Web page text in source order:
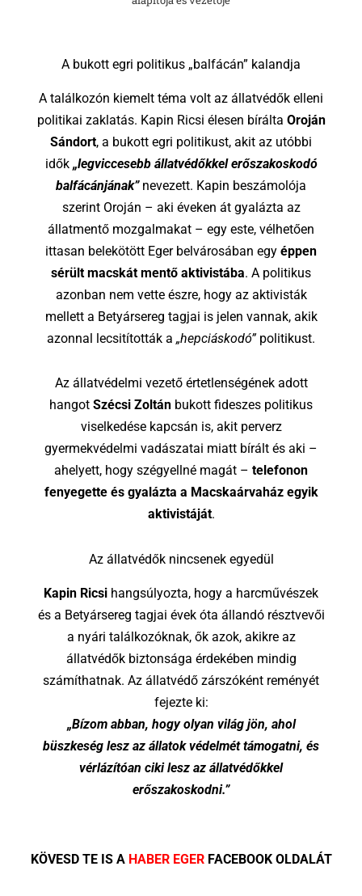
A bukott egri politikus „balfácán” kalandja
A találkozón kiemelt téma volt az állatvédők elleni
politikai zaklatás. Kapin Ricsi élesen bírálta Oroján
Sándort, a bukott egri politikust, akit az utóbbi
idők „legviccesebb állatvédőkkel erőszakoskodó
balfácánjának”nevezett. Kapin beszámolója
szerint Oroján – aki éveken át gyalázta az
állatmentő mozgalmakat – egy este, vélhetően
ittasan belekötött Eger belvárosában egy éppen
sérült macskát mentő aktivistába. A politikus
azonban nem vette észre, hogy az aktivisták
mellett a Betyársereg tagjai is jelen vannak, akik
azonnal lecsitították a „hepciáskodó”politikust.
Az állatvédelmi vezető értetlenségének adott
hangot Szécsi Zoltán bukott fideszes politikus
viselkedése kapcsán is, akit perverz
gyermekvédelmi vadászatai miatt bírált és aki –
ahelyett, hogy szégyellné magát – telefonon
fenyegette és gyalázta a Macskaárvaház egyik
aktivistáját.
Az állatvédők nincsenek egyedül
Kapin Ricsi hangsúlyozta, hogy a harcművészek
és a Betyársereg tagjai évek óta állandó résztvevői
a nyári találkozóknak, ők azok, akikre az
állatvédők biztonsága érdekében mindig
számíthatnak. Az állatvédő zárszóként reményét
fejezte ki:
„Bízom abban, hogy olyan világ jön, ahol
büszkeség lesz az állatok védelmét támogatni, és
vérlázítóan ciki lesz az állatvédőkkel
erőszakoskodni.”
KÖVESD TE IS A HABER EGERFACEBOOK OLDALÁT